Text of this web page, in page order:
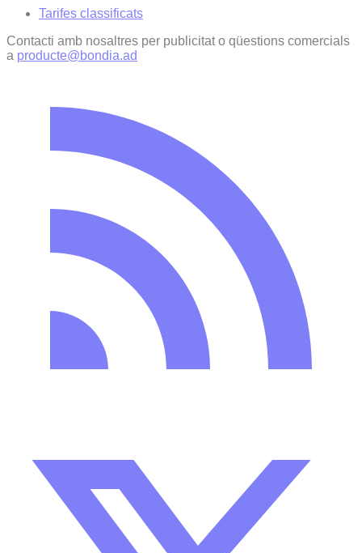
Tarifes classificats
Contacti amb nosaltres per publicitat o qüestions comercials
a producte@bondia.ad